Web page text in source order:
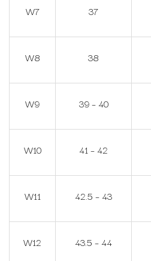
W7 37
W8 38
W9 39 – 40
W10 41 – 42
W11 42.5 – 43
W12 43.5 – 44